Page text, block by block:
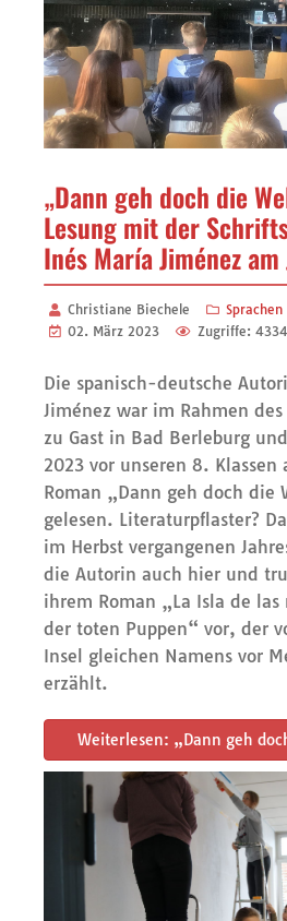
„Dann geh doch die
Lesung mit der
Inés María Jiménez am
Christiane Biechele Sprachen
02. März 2023
Zugriffe: 4334
Die spanisch-deutsche
Jiménez war im Rahmen
zu Gast in Bad Berleburg
2023 vor unseren 8. Klassen
Roman „Dann geh doch die
gelesen. Literaturpflaster?
im Herbst vergangenen
die Autorin auch hier und
ihrem Roman „La Isla de
der toten Puppen“ vor, der
Insel gleichen Namens vor
erzählt.
Weiterlesen: „Dann geh